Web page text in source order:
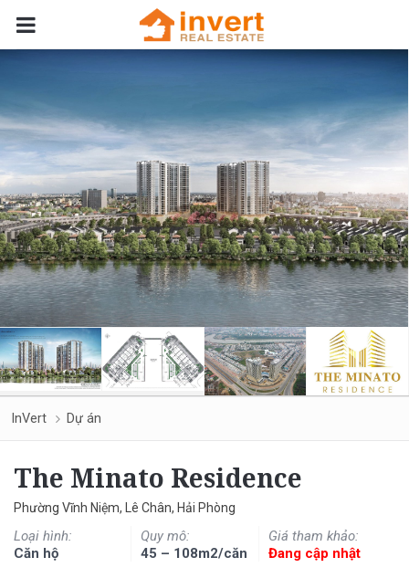
InVert Dự án
The Minato Residence
Phường Vĩnh Niệm, Lê Chân, Hải Phòng
Loại hình:
Căn hộ
Quy mô:
45 – 108m2/căn
Giá tham khảo:
Đang cập nhật